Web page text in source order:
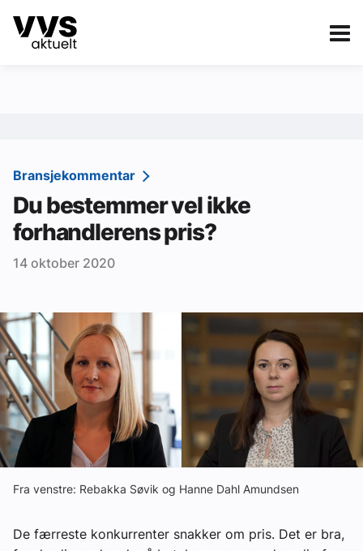
Kategorier
Sanitær
Ventilasjon
Varme og energi
Aktuelle prosjekter
Om VVS Aktuelt
Kontakt oss:
Abonner på fagbladet Byggfakta Nyheter
Annonsere i VVS Aktuelt
Bransjekommentar
Du bestemmer vel ikke
forhandlerens pris?
14 oktober 2020
Fra venstre: Rebakka Søvik og Hanne Dahl Amundsen
De færreste konkurrenter snakker om pris. Det er bra,